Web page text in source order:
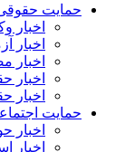
حمایت
اخبار
اخبار
اخبار
اخبار
اخبار
حمایت
اخبار
اخبار